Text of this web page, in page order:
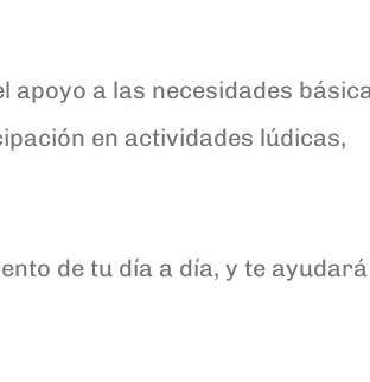
apoyo a las necesidades
en actividades lúdicas,
de tu día a día, y te